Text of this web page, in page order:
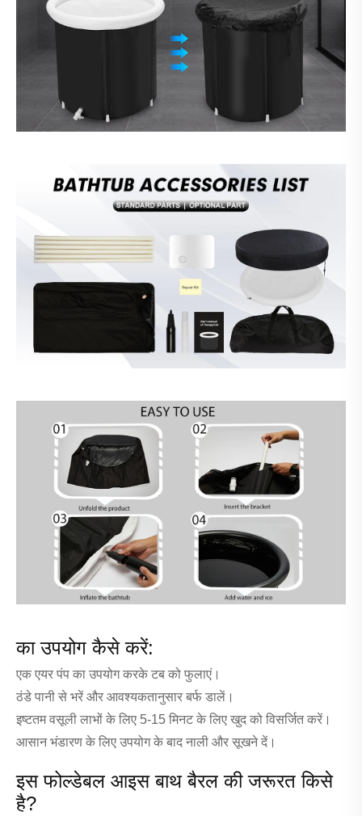
का उपयोग कैसे करें:
एक एयर पंप का उपयोग करके टब को फुलाएं।
ठंडे पानी से भरें और आवश्यकतानुसार बर्फ डालें।
इष्टतम वसूली लाभों के लिए 5-15 मिनट के लिए खुद को विसर्जित करें।
आसान भंडारण के लिए उपयोग के बाद नाली और सूखने दें।
इस फोल्डेबल आइस बाथ बैरल की जरूरत किसे
है?